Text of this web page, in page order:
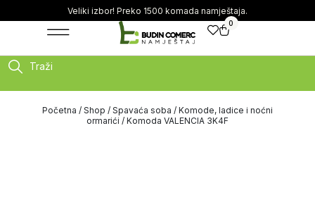
Veliki izbor! Preko 1500 komada namještaja.
0
Traži
Početna / Shop / Spavaća soba / Komode, ladice i noćni
ormarići / Komoda VALENCIA 3K4F